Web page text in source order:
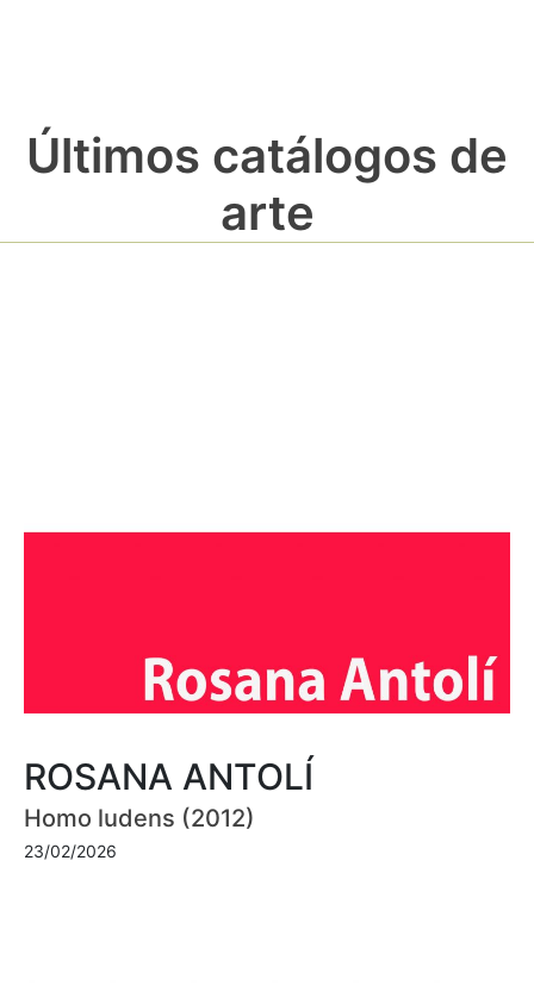
Últimos catálogos de
arte
ROSANA ANTOLÍ
Homo ludens (2012)
23/02/2026